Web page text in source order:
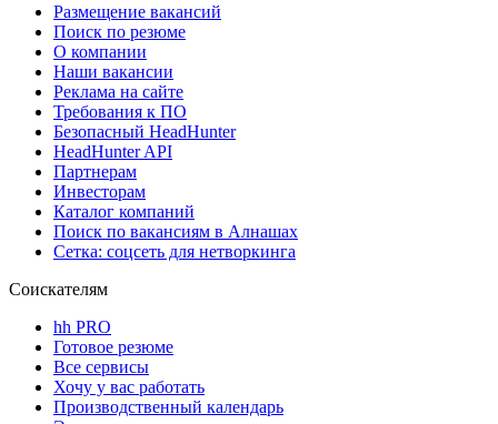
Размещение вакансий
Поиск по резюме
О компании
Наши вакансии
Реклама на сайте
Требования к ПО
Безопасный HeadHunter
HeadHunter API
Партнерам
Инвесторам
Каталог компаний
Поиск по вакансиям в Алнашах
Сетка: соцсеть для нетворкинга
Соискателям
hh PRO
Готовое резюме
Все сервисы
Хочу у вас работать
Производственный календарь